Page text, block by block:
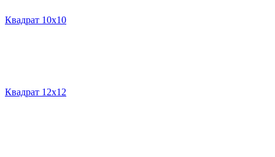
Квадрат 10х10
Квадрат 12х12